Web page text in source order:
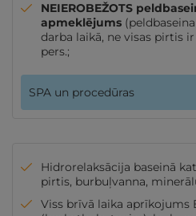
NEIEROBEŽOTS
apmeklējums
darba laikā, ne visas pirtis
pers.;
SPA un procedūras
Hidrorelaksācija baseinā
pirtis, burbuļvanna,
Viss brīvā laika aprīkojums